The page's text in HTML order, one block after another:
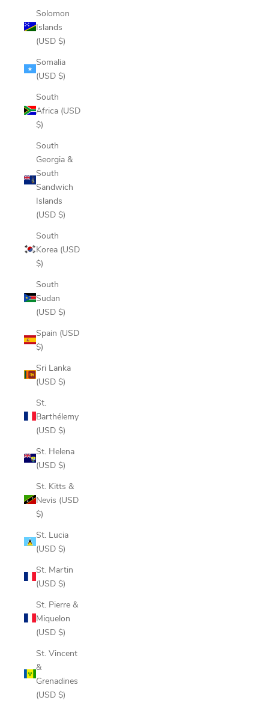
Solomon
Islands
(USD $)
Somalia
(USD $)
South
Africa (USD
$)
South
Georgia &
South
Sandwich
Islands
(USD $)
South
Korea (USD
$)
South
Sudan
(USD $)
Spain (USD
$)
Sri Lanka
(USD $)
St.
Barthélemy
(USD $)
St. Helena
(USD $)
St. Kitts &
Nevis (USD
$)
St. Lucia
(USD $)
St. Martin
(USD $)
St. Pierre &
Miquelon
(USD $)
St. Vincent
&
Grenadines
(USD $)